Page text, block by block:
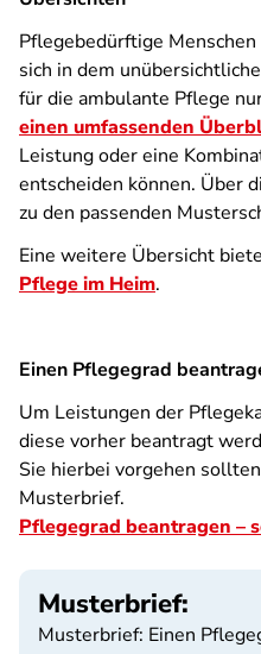
Pflegebedürftige
sich in dem
für die ambulante Pflege
einen umfassenden
Leistung oder eine
entscheiden können. Über
zu den passenden
Eine weitere Übersicht
Pflege im Heim.
Einen Pflegegrad
Um Leistungen der
diese vorher beantragt
Sie hierbei vorgehen
Musterbrief.
Pflegegrad beantragen –
Musterbrief:
Musterbrief: Einen